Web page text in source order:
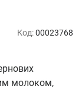
Код:00023768
молоком,